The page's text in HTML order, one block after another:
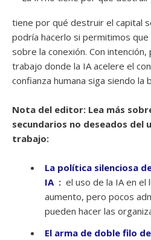
tiene por qué destruir el capital
podría hacerlo si permitimos
sobre la conexión. Con
trabajo donde la IA acelere el
confianza humana siga siendo la
Nota del editor: Lea más
secundarios no deseados del
trabajo:
La política silenciosa
IA : el uso de la IA en
aumento, pero pocos
pueden hacer las
El arma de doble filo